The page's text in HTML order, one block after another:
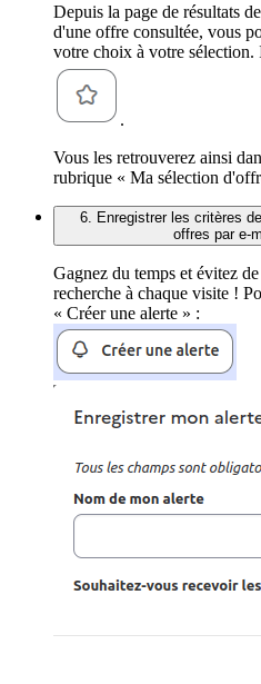
Depuis la page de résultats
d'une offre consultée, vous
votre choix à votre
.
Vous les retrouverez ainsi
rubrique « Ma sélection
6. Enregistrer les critères
offres par e-
Gagnez du temps et évitez
recherche à chaque visite !
« Créer une alerte » :